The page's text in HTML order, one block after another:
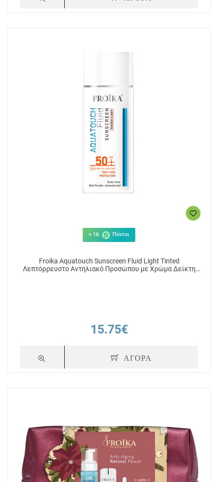
+ 16 Πόντοι
Froika Aquatouch Sunscreen Fluid Light Tinted
Λεπτόρρευστο Αντηλιακό Προσώπου με Χρώμα Δείκτη
15.75€
ΑΓΟΡΑ